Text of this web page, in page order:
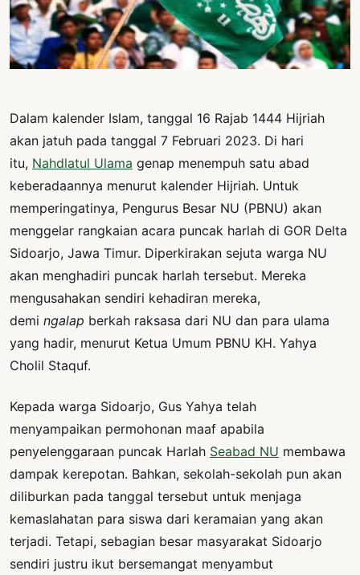
Dalam kalender Islam, tanggal 16 Rajab 1444 Hijriah
akan jatuh pada tanggal 7 Februari 2023. Di hari
itu, Nahdlatul Ulama genap menempuh satu abad
keberadaannya menurut kalender Hijriah. Untuk
memperingatinya, Pengurus Besar NU (PBNU) akan
menggelar rangkaian acara puncak harlah di GOR Delta
Sidoarjo, Jawa Timur. Diperkirakan sejuta warga NU
akan menghadiri puncak harlah tersebut. Mereka
mengusahakan sendiri kehadiran mereka,
demi ngalap berkah raksasa dari NU dan para ulama
yang hadir, menurut Ketua Umum PBNU KH. Yahya
Cholil Staquf.
Kepada warga Sidoarjo, Gus Yahya telah
menyampaikan permohonan maaf apabila
penyelenggaraan puncak Harlah Seabad NU membawa
dampak kerepotan. Bahkan, sekolah-sekolah pun akan
diliburkan pada tanggal tersebut untuk menjaga
kemaslahatan para siswa dari keramaian yang akan
terjadi. Tetapi, sebagian besar masyarakat Sidoarjo
sendiri justru ikut bersemangat menyambut